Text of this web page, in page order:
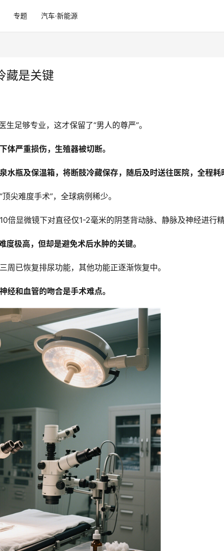
专题 汽车·新能源
藏是关键
足够专业，这才保留了“男人的尊严”。
体严重损伤，生殖器被切断。
水瓶及保温箱，将断肢冷藏保存，随后及时送往医院，全程耗
尖难度手术”，全球病例稀少。
显微镜下对直径仅1-2毫米的阴茎背动脉、静脉及神经进行精
极高，但却是避免术后水肿的关键。
已恢复排尿功能，其他功能正逐渐恢复中。
经和血管的吻合是手术难点。